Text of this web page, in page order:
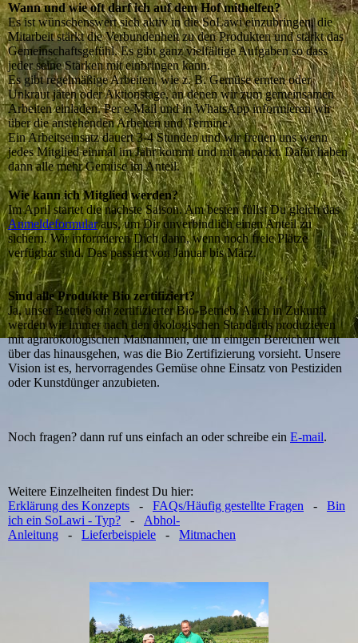
Wann und wie oft darf ich auf dem Hof mithelfen?
Es ist wünschenswert sich aktiv in die SoLawi einzubringen, die
Mitarbeit stärkt die Verbundenheit zu den Produkten und stärkt das
Gemeinschaftsgefühl. Es gibt ganz vielfältige Aufgaben so dass
jeder seine Stärken mit einbringen kann.
Es gibt regelmäßige Arbeiten, wie z. B. Gemüse ernten oder
Unkraut jäten oder Aktionstage, an denen wir zum gemeinsamen
Arbeiten einladen. Per e-Mail und in WhatsApp informieren wir
über die anstehenden Arbeiten und Termine.
Ein Arbeitseinsatz dauert 3-4 Stunden und wir freuen uns wenn
jedes Mitglied einmal im Jahr kommt und mit anpackt. Dafür haben
dann alle mehr Gemüse im Anteil.
Wie kann ich Mitglied werden?
Im April startet die nächste Saison. Am besten füllst Du gleich das
Anmeldeformularaus, um Dir unverbindlich einen Anteil zu
sichern. Wir informieren Dich dann, wenn noch freie Plätze
verfügbar sind. Das passiert von Januar bis März.
Sind alle Produkte Bio zertifiziert?
Ja, unser Betrieb ein zertifizierter Bio-Betrieb. Auch in Zukunft
werden wir immer nach den ökologischen Standards produzieren
mit agrarökologischen Maßnahmen, die in einigen Bereichen weit
über das hinausgehen, was die Bio Zertifizierung vorsieht. Unsere
Vision ist es, hervorragendes Gemüse ohne Einsatz von Pestiziden
oder Kunstdünger anzubieten.
Noch fragen? dann ruf uns einfach an oder schreibe ein E-mail.
Weitere Einzelheiten findest Du hier:
Erklärung des Konzepts - FAQs/Häufig gestellte Fragen - Bin
ich ein SoLawi - Typ? - Abhol-
Anleitung - Lieferbeispiele - Mitmachen